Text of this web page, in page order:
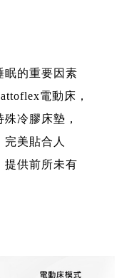
眠的重要因素
電動床，
冷膠床墊，
美貼合人
提供前所未有